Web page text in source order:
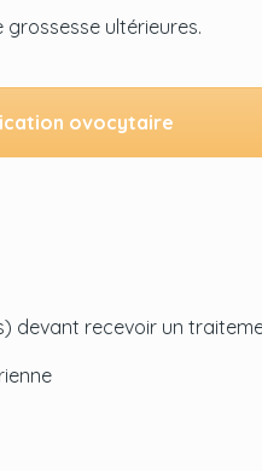
ultérieures.
ovocytaire
devant recevoir un